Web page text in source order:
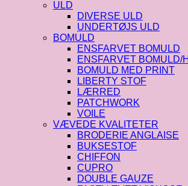
ULD
DIVERSE ULD
UNDERTØJS ULD
BOMULD
ENSFARVET BOMULD
ENSFARVET BOMULD/
BOMULD MED PRINT
LIBERTY STOF
LÆRRED
PATCHWORK
VOILE
VÆVEDE KVALITETER
BRODERIE ANGLAISE
BUKSESTOF
CHIFFON
CUPRO
DOUBLE GAUZE